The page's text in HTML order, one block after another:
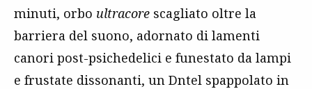
minuti, orbo ultracore scagliato oltre la
barriera del suono, adornato di lamenti
canori post-psichedelici e funestato da lampi
e frustate dissonanti, un Dntel spappolato in